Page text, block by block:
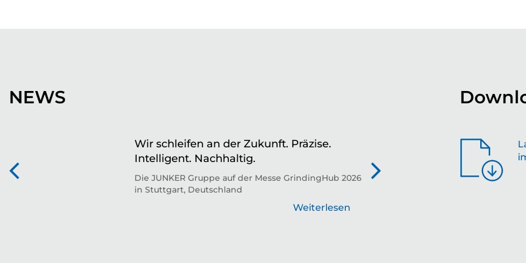
NEWS
Wir schleifen an der Zukunft. Präzise.
Intelligent. Nachhaltig.
Die JUNKER Gruppe auf der Messe GrindingHub 2026
in Stuttgart, Deutschland
Weiterlesen